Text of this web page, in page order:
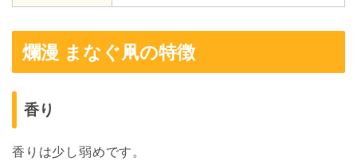
爛漫 まなぐ凧の特徴
香り
香りは少し弱めです。